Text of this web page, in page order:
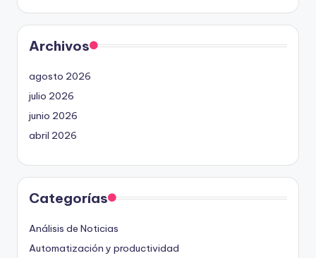
Archivos
agosto 2026
julio 2026
junio 2026
abril 2026
Categorías
Análisis de Noticias
Automatización y productividad